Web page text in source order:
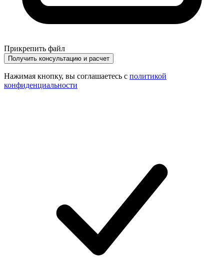
Прикрепить файл
Получить консультацию и расчет
Нажимая кнопку, вы соглашаетесь с политикой
конфиденциальности